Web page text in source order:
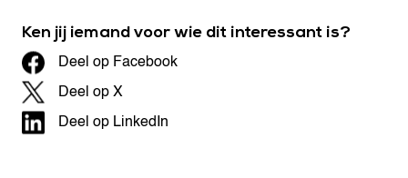
Ken jij iemand voor wie dit interessant is?
Deel op Facebook
Deel op X
Deel op LinkedIn